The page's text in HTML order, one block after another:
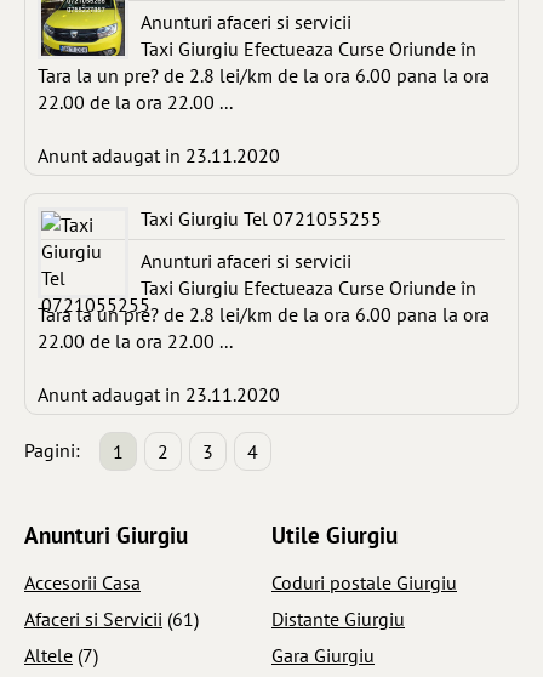
Anunturi afaceri si servicii
Taxi Giurgiu Efectueaza Curse Oriunde în
Tara la un pre? de 2.8 lei/km de la ora 6.00 pana la ora
22.00 de la ora 22.00 ...
Anunt adaugat in 23.11.2020
Taxi Giurgiu Tel 0721055255
Anunturi afaceri si servicii
Taxi Giurgiu Efectueaza Curse Oriunde în
Tara la un pre? de 2.8 lei/km de la ora 6.00 pana la ora
22.00 de la ora 22.00 ...
Anunt adaugat in 23.11.2020
Pagini: 1 2 3 4
Anunturi Giurgiu
Accesorii Casa
Afaceri si Servicii (61)
Altele (7)
Utile Giurgiu
Coduri postale Giurgiu
Distante Giurgiu
Gara Giurgiu